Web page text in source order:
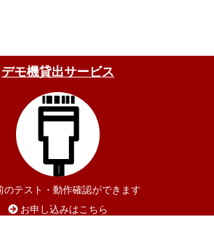
デモ機貸出サービス
のテスト・動作確認ができます
お申し込みはこちら